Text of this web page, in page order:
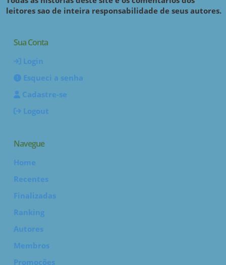
leitores sao de inteira responsabilidade de seus autores.
Sua Conta
Login
Esqueci a senha
Cadastre-se
Logout
Navegue
Home
Recentes
Finalizadas
Ranking
Autores
Membros
Promoções